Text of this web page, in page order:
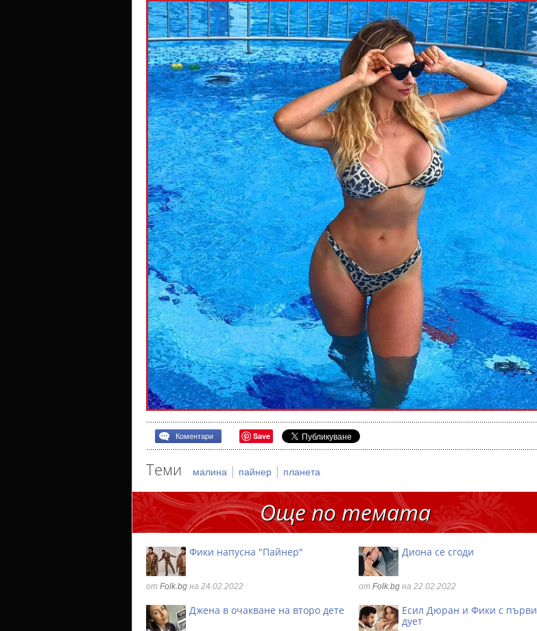
Коментари Save
Теми малина | пайнер | планета
Още по темата
Фики напусна "Пайнер"
от Folk.bg на 24.02.2022
Диона се сгоди
от Folk.bg на 22.02.2022
Джена в очакване на второ дете
Есил Дюран и Фики с първи
дует